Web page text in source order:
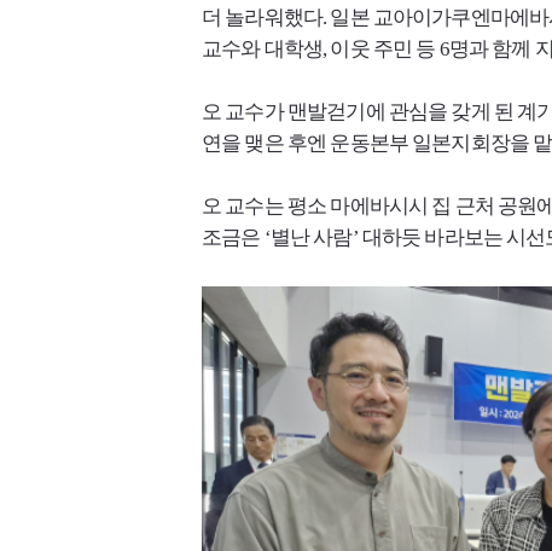
더 놀라워했다. 일본 교아이가쿠엔마에
교수와 대학생, 이웃 주민 등 6명과 함께
오 교수가 맨발걷기에 관심을 갖게 된 계
연을 맺은 후엔 운동본부 일본지회장을
오 교수는 평소 마에바시시 집 근처 공원
조금은 ‘별난 사람’ 대하듯 바라보는 시